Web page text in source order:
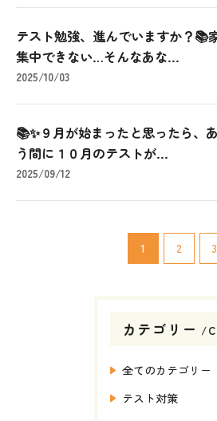
テスト勉強、進んでいますか？📚
集中できない…そんなあな...
2025/10/03
📚✨９月が始まったと思ったら、
う間に１０月のテストが...
2025/09/12
1 2 3
カテゴリー
全てのカテゴリー
テスト対策